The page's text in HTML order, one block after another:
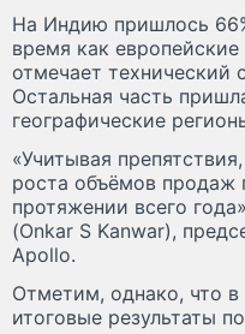
На Индию пришлось
время как
отмечает технический
Остальная часть
географические
«Учитывая
роста объёмов продаж
протяжении всего
(Onkar S Kanwar),
Apollo.
Отметим, однако, что в
итоговые результаты